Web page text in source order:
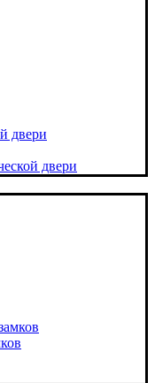
двери
двери